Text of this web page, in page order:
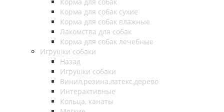
Корма для собак сухие
Корма для собак влажные
Лакомства для собак
Корма для собак лечебные
Игрушки собаки
Назад
Игрушки собаки
Винил,резина,латекс,дерево
Интерактивные
Кольца, канаты